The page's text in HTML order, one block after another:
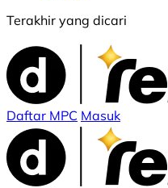
Terakhir yang dicari
Daftar MPC Masuk